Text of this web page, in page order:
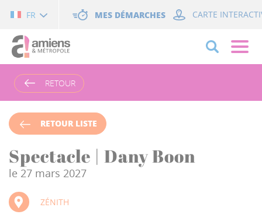
FR MES DÉMARCHES CARTE
RETOUR
RETOUR LISTE
Spectacle | Dany Boon
le 27 mars 2027
ZÉNITH